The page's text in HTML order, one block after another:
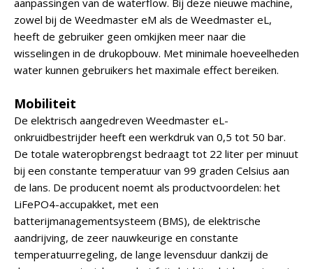
aanpassingen van de waterflow. Bij deze nieuwe machine,
zowel bij de Weedmaster eM als de Weedmaster eL,
heeft de gebruiker geen omkijken meer naar die
wisselingen in de drukopbouw. Met minimale hoeveelheden
water kunnen gebruikers het maximale effect bereiken.
Mobiliteit
De elektrisch aangedreven Weedmaster eL-
onkruidbestrijder heeft een werkdruk van 0,5 tot 50 bar.
De totale wateropbrengst bedraagt tot 22 liter per minuut
bij een constante temperatuur van 99 graden Celsius aan
de lans. De producent noemt als productvoordelen: het
LiFePO4-accupakket, met een
batterijmanagementsysteem (BMS), de elektrische
aandrijving, de zeer nauwkeurige en constante
temperatuurregeling, de lange levensduur dankzij de